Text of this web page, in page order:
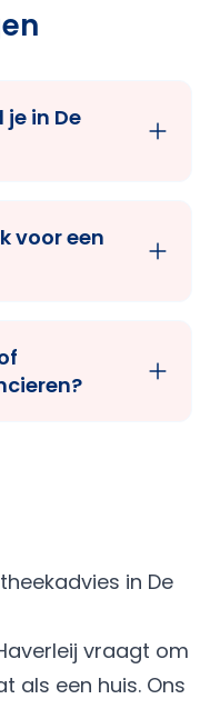
in De
voor een
in De
vraagt om
als een huis. Ons